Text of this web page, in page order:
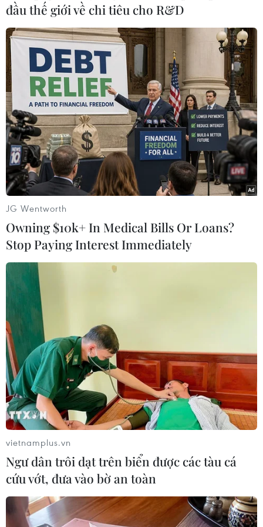
quốc tế yêu thích.
Bà Hà Thị Nga, Ủy viên Trung ương Đảng, Chủ tịch Hội Liên
hiệp Phụ nữ Việt Nam phát động “Tuần lễ áo dài” năm 2024.
Từ sáng kiến của Hội năm 2019, đến nay, nhiều
hoạt động tôn vinh áo dài Việt Nam đã được
triển khai sôi nổi, đa dạng, rộng khắp trên
phạm vi cả nước như: Các cuộc thi ảnh đẹp áo
dài, thi tìm hiểu giá trị áo dài, các cuộc đồng
diễn, diễu hành với quy mô lớn xác lập kỷ lục
Guinness Việt Nam.
Đặc biệt là các hoạt động có ý nghĩa như: Tặng
Áo dài cho phụ nữ nghèo, phụ nữ có hoàn cảnh
khó khăn; khóa học “Cắt may và thiết kế áo dài”
trực tuyến miễn phí cho gần 8.500 học viên trên
cả nước do nhà thiết kế Đỗ Trịnh Hoài Nam
phối hợp với Trung ương Hội tổ chức; cuộc vận
đầu thế giới về chi tiêu cho R&D
JG Wentworth
Owning $10k+ In Medical Bills Or Loans?
Stop Paying Interest Immediately
vietnamplus.vn
Ngư dân trôi dạt trên biển được các tàu cá
cứu vớt, đưa vào bờ an toàn